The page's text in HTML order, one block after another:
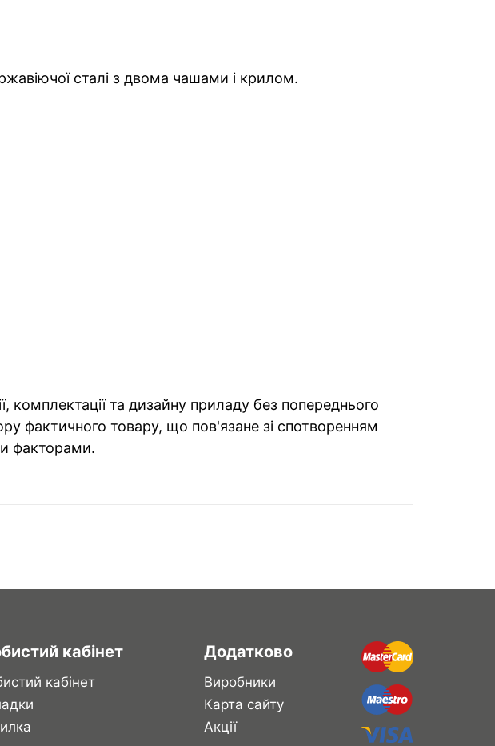
сталі з двома чашами і крилом.
та дизайну приладу без попереднього
фактичного товару, що пов'язане зі спотворенням
факторами.
кабінет
кабінет
Додатково
Виробники
Карта сайту
Акції